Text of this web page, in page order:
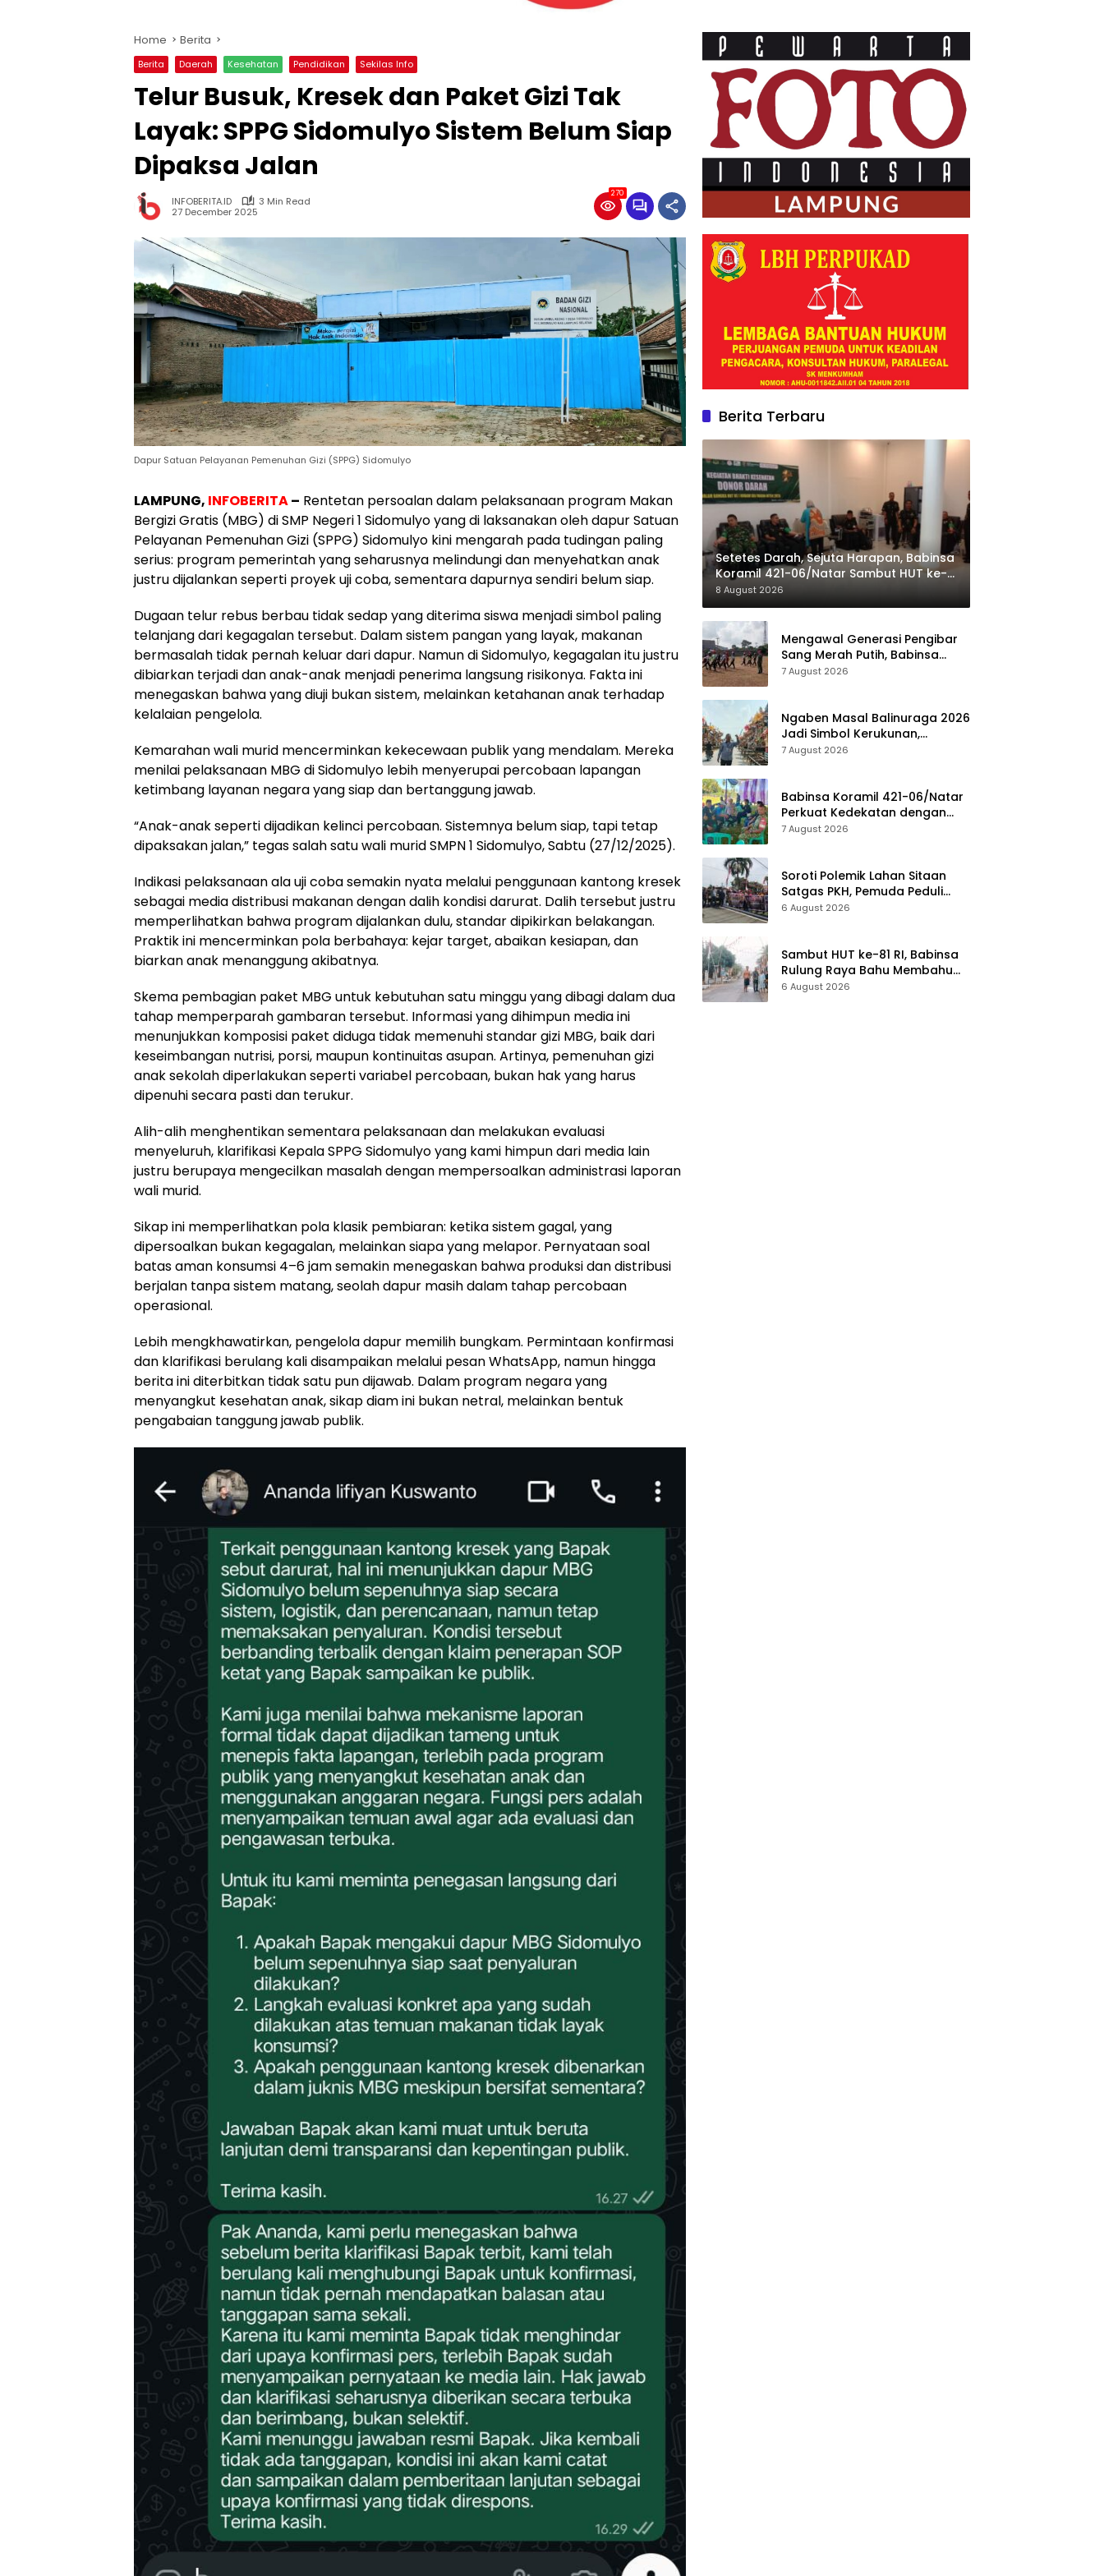
Home Berita
Berita Daerah Kesehatan Pendidikan Sekilas Info
Telur Busuk, Kresek dan Paket Gizi Tak
Layak: SPPG Sidomulyo Sistem Belum Siap
Dipaksa Jalan
INFOBERITA.ID
3 Min Read
27 December 2025
270
Dapur Satuan Pelayanan Pemenuhan Gizi (SPPG) Sidomulyo
LAMPUNG, INFOBERITA– Rentetan persoalan dalam pelaksanaan program Makan
Bergizi Gratis (MBG) di SMP Negeri 1 Sidomulyo yang di laksanakan oleh dapur Satuan
Pelayanan Pemenuhan Gizi (SPPG) Sidomulyo kini mengarah pada tudingan paling
serius: program pemerintah yang seharusnya melindungi dan menyehatkan anak
justru dijalankan seperti proyek uji coba, sementara dapurnya sendiri belum siap.
Dugaan telur rebus berbau tidak sedap yang diterima siswa menjadi simbol paling
telanjang dari kegagalan tersebut. Dalam sistem pangan yang layak, makanan
bermasalah tidak pernah keluar dari dapur. Namun di Sidomulyo, kegagalan itu justru
dibiarkan terjadi dan anak-anak menjadi penerima langsung risikonya. Fakta ini
menegaskan bahwa yang diuji bukan sistem, melainkan ketahanan anak terhadap
kelalaian pengelola.
Kemarahan wali murid mencerminkan kekecewaan publik yang mendalam. Mereka
menilai pelaksanaan MBG di Sidomulyo lebih menyerupai percobaan lapangan
ketimbang layanan negara yang siap dan bertanggung jawab.
“Anak-anak seperti dijadikan kelinci percobaan. Sistemnya belum siap, tapi tetap
dipaksakan jalan,” tegas salah satu wali murid SMPN 1 Sidomulyo, Sabtu (27/12/2025).
Indikasi pelaksanaan ala uji coba semakin nyata melalui penggunaan kantong kresek
sebagai media distribusi makanan dengan dalih kondisi darurat. Dalih tersebut justru
memperlihatkan bahwa program dijalankan dulu, standar dipikirkan belakangan.
Praktik ini mencerminkan pola berbahaya: kejar target, abaikan kesiapan, dan
biarkan anak menanggung akibatnya.
Skema pembagian paket MBG untuk kebutuhan satu minggu yang dibagi dalam dua
tahap memperparah gambaran tersebut. Informasi yang dihimpun media ini
menunjukkan komposisi paket diduga tidak memenuhi standar gizi MBG, baik dari
keseimbangan nutrisi, porsi, maupun kontinuitas asupan. Artinya, pemenuhan gizi
anak sekolah diperlakukan seperti variabel percobaan, bukan hak yang harus
dipenuhi secara pasti dan terukur.
Alih-alih menghentikan sementara pelaksanaan dan melakukan evaluasi
menyeluruh, klarifikasi Kepala SPPG Sidomulyo yang kami himpun dari media lain
justru berupaya mengecilkan masalah dengan mempersoalkan administrasi laporan
wali murid.
Sikap ini memperlihatkan pola klasik pembiaran: ketika sistem gagal, yang
dipersoalkan bukan kegagalan, melainkan siapa yang melapor. Pernyataan soal
batas aman konsumsi 4–6 jam semakin menegaskan bahwa produksi dan distribusi
berjalan tanpa sistem matang, seolah dapur masih dalam tahap percobaan
operasional.
Lebih mengkhawatirkan, pengelola dapur memilih bungkam. Permintaan konfirmasi
dan klarifikasi berulang kali disampaikan melalui pesan WhatsApp, namun hingga
berita ini diterbitkan tidak satu pun dijawab. Dalam program negara yang
menyangkut kesehatan anak, sikap diam ini bukan netral, melainkan bentuk
pengabaian tanggung jawab publik.
Berita Terbaru
Setetes Darah, Sejuta Harapan, Babinsa
Koramil 421-06/Natar Sambut HUT ke-1
Kodam XXI/Radin Inten
8 August 2026
Mengawal Generasi Pengibar
Sang Merah Putih, Babinsa
Koramil 421-06/Natar
81
7 August 2026
Ngaben Masal Balinuraga 2026
Jadi Simbol Kerukunan,
Lestarikan Budaya dan Dorong
7 August 2026
Babinsa Koramil 421-06/Natar
Perkuat Kedekatan dengan
Warga Lewat Komsos, Bangun
7 August 2026
Soroti Polemik Lahan Sitaan
Satgas PKH, Pemuda Peduli
Inhu Desak Kejari Tinjau dan
6 August 2026
Sambut HUT ke-81 RI, Babinsa
Rulung Raya Bahu Membahu
Bersama Warga Hiasi Jalan
6 August 2026